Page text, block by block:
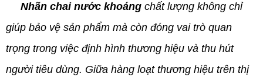
Nhãn chai nước khoáng chất lượng không chỉ
giúp bảo vệ sản phẩm mà còn đóng vai trò quan
trọng trong việc định hình thương hiệu và thu hút
người tiêu dùng. Giữa hàng loạt thương hiệu trên thị